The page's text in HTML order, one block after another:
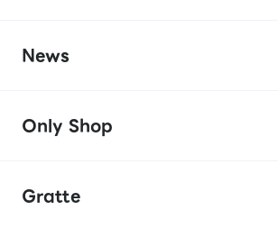
News
Only Shop
Gratte